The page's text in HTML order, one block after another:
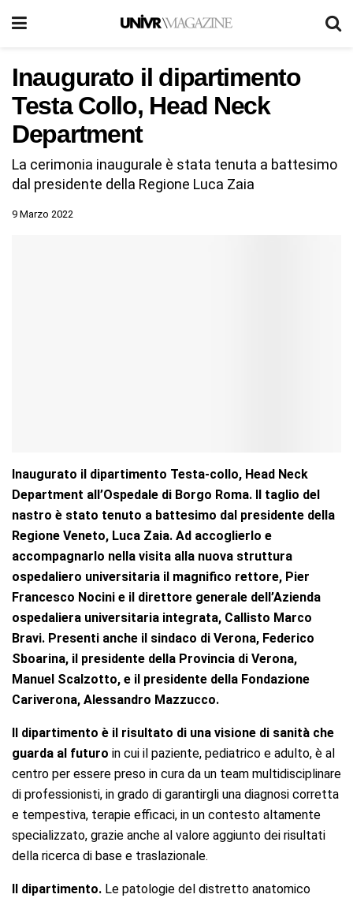
Inaugurato il dipartimento
Testa Collo, Head Neck
Department
La cerimonia inaugurale è stata tenuta a battesimo
dal presidente della Regione Luca Zaia
9 Marzo 2022
Inaugurato il dipartimento Testa-collo, Head Neck
Department all’Ospedale di Borgo Roma. Il taglio del
nastro è stato tenuto a battesimo dal presidente della
Regione Veneto, Luca Zaia. Ad accoglierlo e
accompagnarlo nella visita alla nuova struttura
ospedaliero universitaria il magnifico rettore, Pier
Francesco Nocini e il direttore generale dell’Azienda
ospedaliera universitaria integrata, Callisto Marco
Bravi. Presenti anche il sindaco di Verona, Federico
Sboarina, il presidente della Provincia di Verona,
Manuel Scalzotto, e il presidente della Fondazione
Cariverona, Alessandro Mazzucco.
Il dipartimento è il risultato di una visione di sanità che
guarda al futuro in cui il paziente, pediatrico e adulto, è al
centro per essere preso in cura da un team multidisciplinare
di professionisti, in grado di garantirgli una diagnosi corretta
e tempestiva, terapie efficaci, in un contesto altamente
specializzato, grazie anche al valore aggiunto dei risultati
della ricerca di base e traslazionale.
Il dipartimento. Le patologie del distretto anatomico